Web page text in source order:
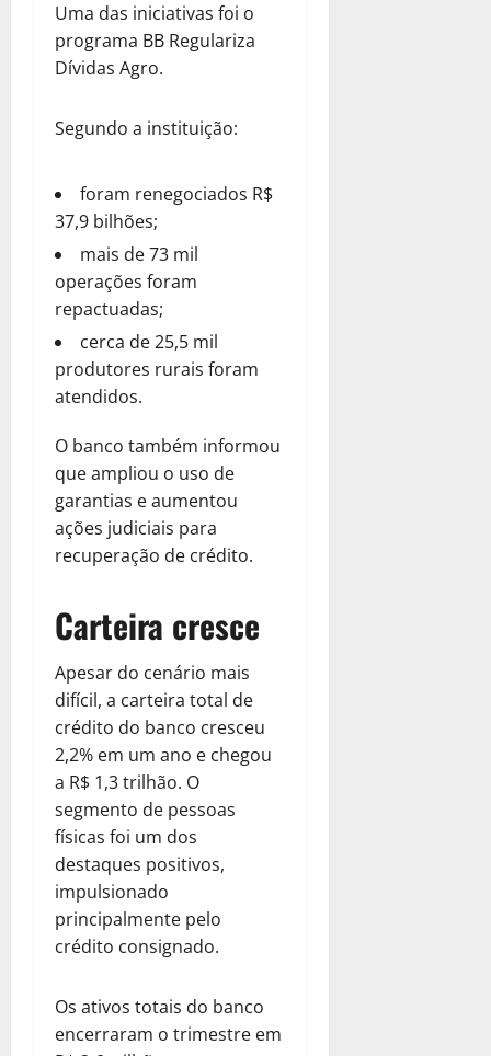
Uma das iniciativas foi o
programa BB Regulariza
Dívidas Agro.
Segundo a instituição:
foram renegociados R$
37,9 bilhões;
mais de 73 mil
operações foram
repactuadas;
cerca de 25,5 mil
produtores rurais foram
atendidos.
O banco também informou
que ampliou o uso de
garantias e aumentou
ações judiciais para
recuperação de crédito.
Carteira cresce
Apesar do cenário mais
difícil, a carteira total de
crédito do banco cresceu
2,2% em um ano e chegou
a R$ 1,3 trilhão. O
segmento de pessoas
físicas foi um dos
destaques positivos,
impulsionado
principalmente pelo
crédito consignado.
Os ativos totais do banco
encerraram o trimestre em